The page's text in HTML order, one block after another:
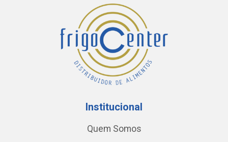
Institucional
Quem Somos